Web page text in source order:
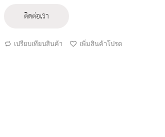
ติดต่อเรา
เปรียบเทียบสินค้า เพิ่มสินค้าโปรด